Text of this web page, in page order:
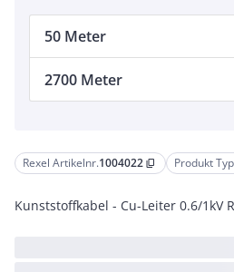
Rexel Artikelnr.1004022 content_copy Produkt
Kunststoffkabel - Cu-Leiter 0.6/1kV
50 Meter
2700 Meter